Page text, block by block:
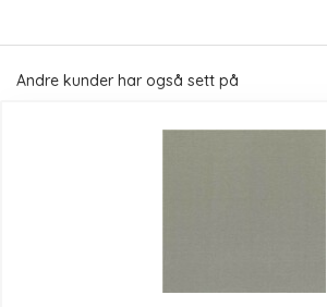
Andre kunder har også sett på